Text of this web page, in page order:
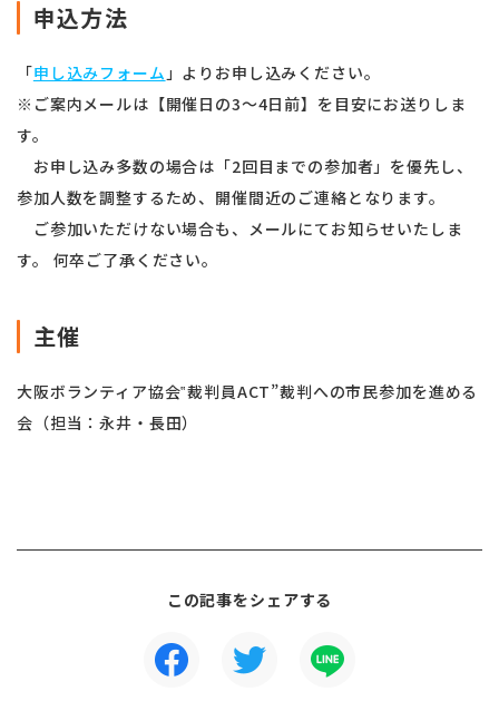
申込方法
「申し込みフォーム」よりお申し込みください。
※ご案内メールは【開催日の3〜4日前】を目安にお送りしま
す。
お申し込み多数の場合は「2回目までの参加者」を優先し、
参加人数を調整するため、開催間近のご連絡となります。
ご参加いただけない場合も、メールにてお知らせいたしま
す。 何卒ご了承ください。
主催
大阪ボランティア協会‟裁判員ACT”裁判への市民参加を進める
会（担当：永井・長田）
この記事をシェアする